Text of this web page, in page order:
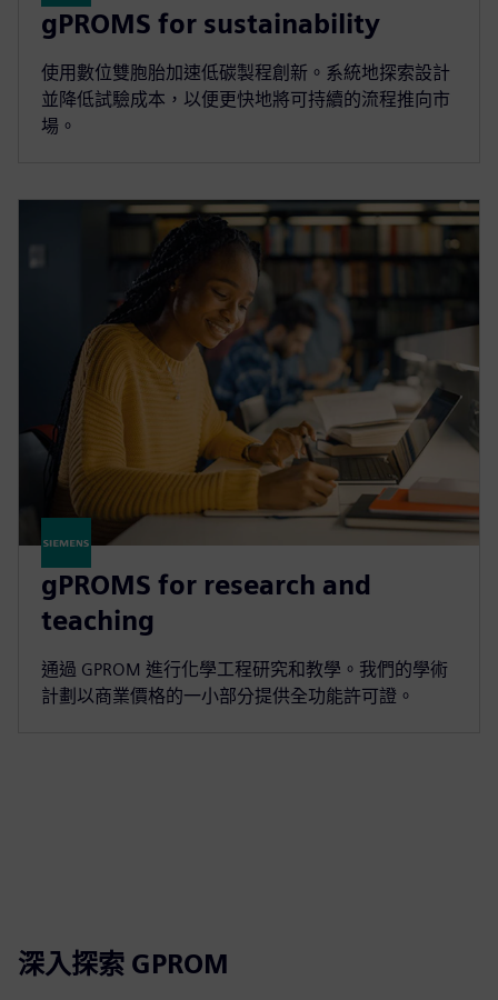
gPROMS for sustainability
使用數位雙胞胎加速低碳製程創新。系統地探索設計
並降低試驗成本，以便更快地將可持續的流程推向市
場。
gPROMS for research and
teaching
通過 GPROM 進行化學工程研究和教學。我們的學術
計劃以商業價格的一小部分提供全功能許可證。
深入探索 GPROM